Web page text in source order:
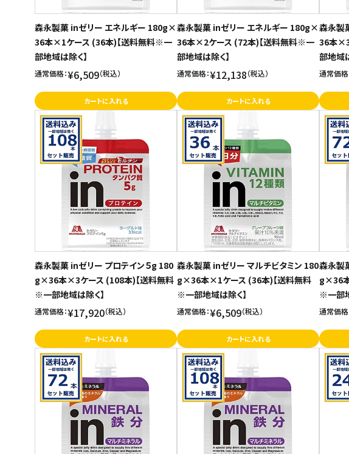
森永製菓 inゼリー エネルギー 180g×
36本×1ケース (36本)【送料無料※一
部地域は除く】
通常価格：¥6,509（税込）
カートに入れる
森永製菓 inゼリー エネルギー 180g×
36本×2ケース (72本)【送料無料※一
部地域は除く】
通常価格：¥12,138（税込）
カートに入れる
森永製
36本
部地域
通常価格
森永製菓 inゼリー プロテイン５g 180
g×36本×3ケース (108本)【送料無料
※一部地域は除く】
通常価格：¥17,920（税込）
カートに入れる
森永製菓 inゼリー マルチビタミン 180
g×36本×1ケース (36本)【送料無料
※一部地域は除く】
通常価格：¥6,509（税込）
カートに入れる
森永製
g×36
※一部
通常価格